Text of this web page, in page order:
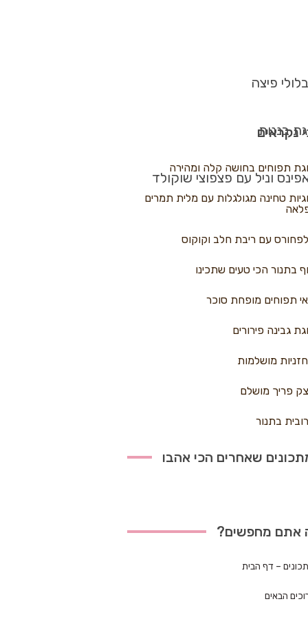
פיצה
בננות
וניל עם פצפוצי שוקולד
נקראים
תפוחים בחושה קלה ומהירה
טחינה מגולגלות עם מלית תמרים
עם ריבת חלב וקוקוס
בתנור הכי טעים שתכינו
תפוחים מופחת סוכר
גבינה פירורים
מושלמות
פריך מושלם
בתנור
שאחרים הכי אהבו
אתם מחפשים?
– דף הבית
הבאים